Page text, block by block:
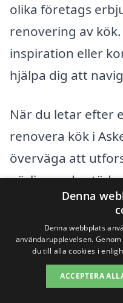
olika företags
renovering av
inspiration eller
hjälpa dig att
När du letar efter
renovera kök i
överväga att
närliggande
där du kan hitta
Linköping
Denna
Denna webbplats
användarupplevelsen.
du till alla cookies i
ACCEPTERA